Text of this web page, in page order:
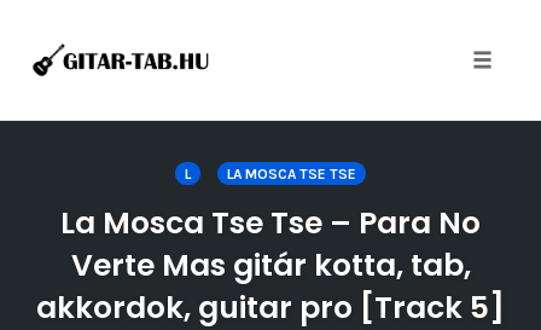
L LA MOSCA TSE TSE
La Mosca Tse Tse – Para No
Verte Mas gitár kotta, tab,
akkordok, guitar pro [Track 5]